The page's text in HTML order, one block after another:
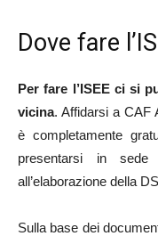
Dove fare
Per fare l’ISEE ci si
vicina. Affidarsi a CAF
è completamente
presentarsi in
all’elaborazione della
Sulla base dei